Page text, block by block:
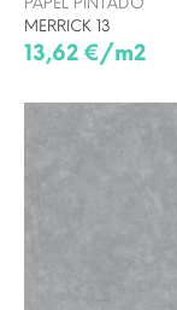
MERRICK 13
13,62 €/m2